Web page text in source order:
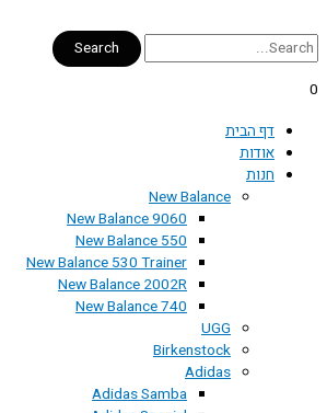
לתוכן
Search
0
דף הבית
אודות
חנות
New Balance
New Balance 9060
New Balance 550
New Balance 530 Trainer
New Balance 2002R
New Balance 740
UGG
Birkenstock
Adidas
Adidas Samba